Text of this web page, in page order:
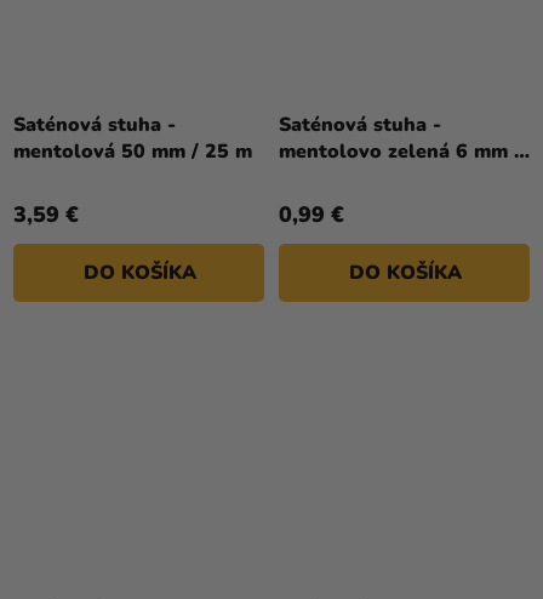
Saténová stuha -
mentolová 50 mm / 25 m
3,59 €
DO KOŠÍKA
Saténová stuha -
mentolovo zelená 6 mm /
0,99 €
DO KOŠÍKA